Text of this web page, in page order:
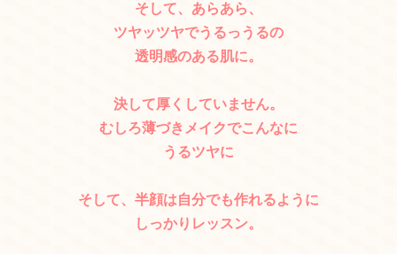
そして、あらあら、
ツヤッツヤでうるっうるの
透明感のある肌に。
決して厚くしていません。
むしろ薄づきメイクでこんなに
うるツヤに
そして、半顔は自分でも作れるように
しっかりレッスン。